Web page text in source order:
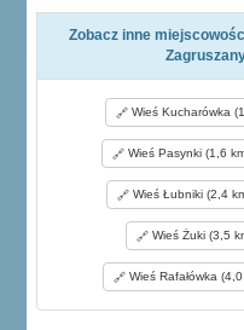
Zobacz inne
Wieś Kucharówka
Wieś Pasynki (1,6
Wieś Łubniki (2,4
Wieś Żuki (3,5
Wieś Rafałówka (4,0